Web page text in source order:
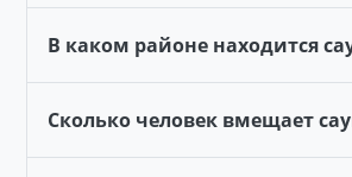
В каком районе находится
Сколько человек вмещает